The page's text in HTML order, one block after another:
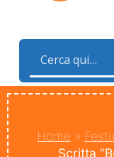
Home »
Scritta